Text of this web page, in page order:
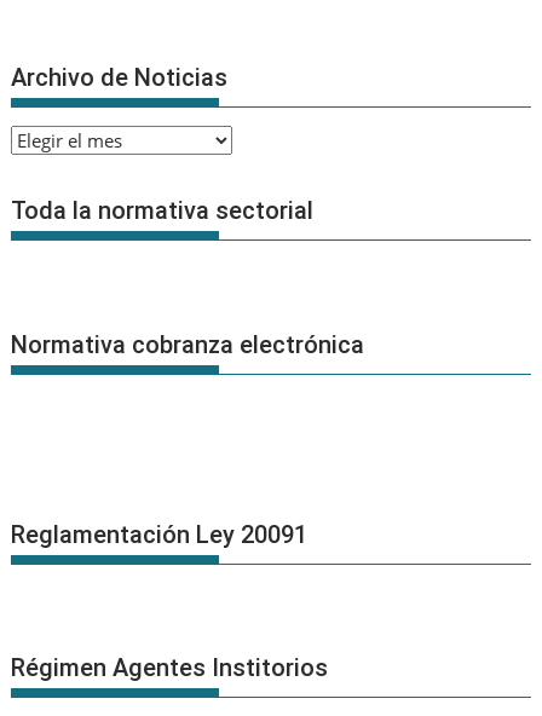
Archivo de Noticias
Archivo
Noticias
Toda la normativa sectorial
Normativa cobranza electrónica
Reglamentación Ley 20091
Régimen Agentes Institorios